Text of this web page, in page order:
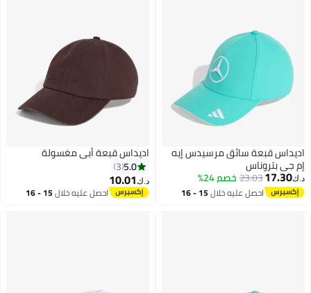
قبعة سائق مرسيدس إيه
23.03 خصم 24%
احصل عليه خلال 15 - 16
اديداس قبعة أبي مغسولة
10.01
احصل عليه خلال 15 - 16